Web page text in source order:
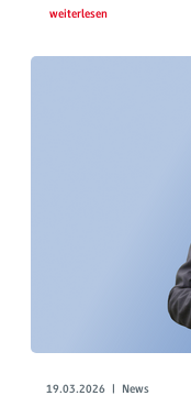
weiterlesen
19.03.2026 | News